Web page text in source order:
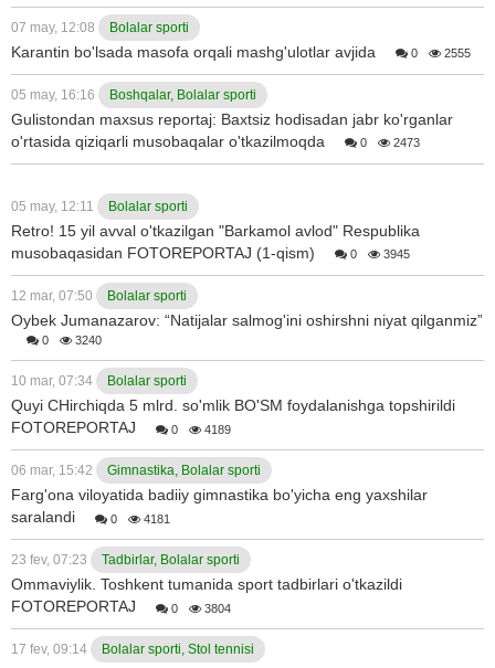
07 may, 12:08 Bolalar sporti
Karantin bo'lsada masofa orqali mashg'ulotlar avjida 0 2555
05 may, 16:16 Boshqalar, Bolalar sporti
Gulistondan maxsus reportaj: Baxtsiz hodisadan jabr ko'rganlar
o'rtasida qiziqarli musobaqalar o'tkazilmoqda
0 2473
05 may, 12:11 Bolalar sporti
Retro! 15 yil avval o'tkazilgan "Barkamol avlod" Respublika
musobaqasidan FOTOREPORTAJ (1-qism)
0 3945
12 mar, 07:50 Bolalar sporti
Oybek Jumanazarov: “Natijalar salmog'ini oshirshni niyat qilganmiz”
0 3240
10 mar, 07:34 Bolalar sporti
Quyi CHirchiqda 5 mlrd. so'mlik BO'SM foydalanishga topshirildi
FOTOREPORTAJ
0 4189
06 mar, 15:42 Gimnastika, Bolalar sporti
Farg'ona viloyatida badiiy gimnastika bo'yicha eng yaxshilar
saralandi
0 4181
23 fev, 07:23 Tadbirlar, Bolalar sporti
Ommaviylik. Toshkent tumanida sport tadbirlari o'tkazildi
FOTOREPORTAJ
0 3804
17 fev, 09:14 Bolalar sporti, Stol tennisi